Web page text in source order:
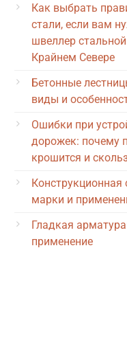
Как выбрать
стали, если вам
швеллер
Крайнем Севере
Бетонные
виды и
Ошибки при
дорожек: почему
крошится и
Конструкционная
марки и
Гладкая
применение